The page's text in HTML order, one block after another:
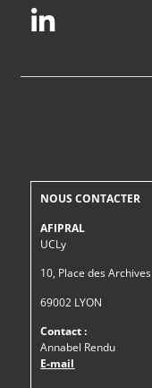
NOUS CONTACTER
AFIPRAL
UCLy
10, Place des Archives
69002 LYON
Contact :
Annabel Rendu
E-mail